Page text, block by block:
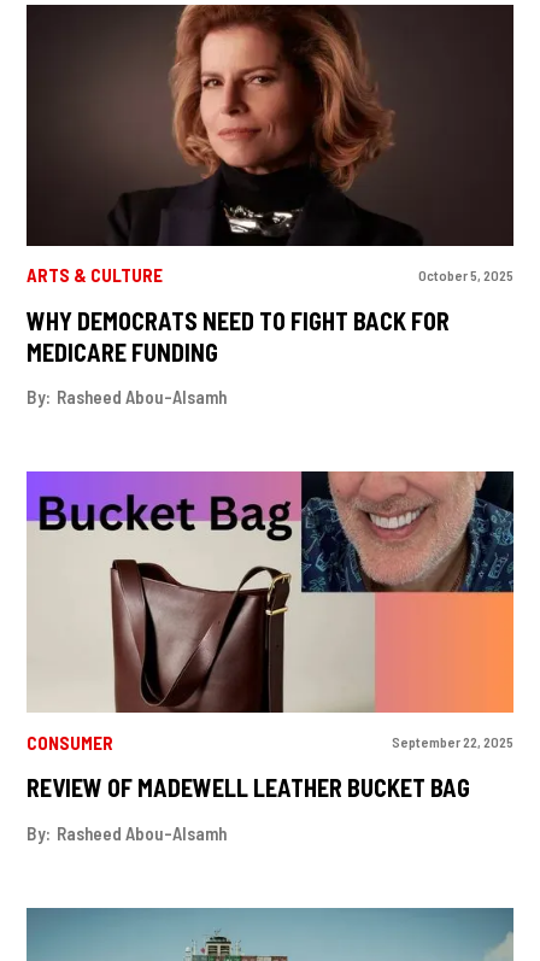
ARTS & CULTURE October 5, 2025
WHY DEMOCRATS NEED TO FIGHT BACK FOR
MEDICARE FUNDING
By: Rasheed Abou-Alsamh
CONSUMER September 22, 2025
REVIEW OF MADEWELL LEATHER BUCKET BAG
By: Rasheed Abou-Alsamh